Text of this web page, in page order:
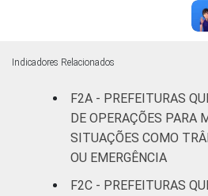
Mais de
100 mil
Mais de
Indicadores Relacionados
F2A - PREFEITURAS
DE OPERAÇÕES PARA
SITUAÇÕES COMO
OU EMERGÊNCIA
F2C - PREFEITURAS